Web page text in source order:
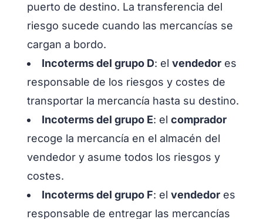
puerto de destino. La transferencia del
riesgo sucede cuando las mercancías se
cargan a bordo.
Incoterms del grupo D: el vendedor es
responsable de los riesgos y costes de
transportar la mercancía hasta su destino.
Incoterms del grupo E: el comprador
recoge la mercancía en el almacén del
vendedor y asume todos los riesgos y
costes.
Incoterms del grupo F: el vendedor es
responsable de entregar las mercancías